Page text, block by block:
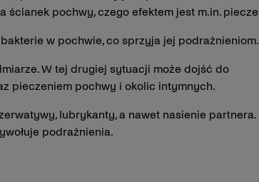
pochwy, czego efektem jest m.in.
w pochwie, co sprzyja jej podrażnieniom.
W tej drugiej sytuacji może dojść do
pieczeniem pochwy i okolic intymnych.
lubrykanty, a nawet nasienie partnera.
podrażnienia.